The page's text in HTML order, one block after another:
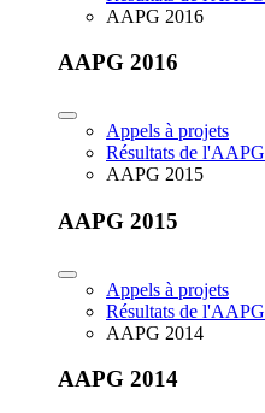
AAPG 2016
AAPG 2016
Appels à projets
Résultats de l'AAPG
AAPG 2015
AAPG 2015
Appels à projets
Résultats de l'AAPG
AAPG 2014
AAPG 2014